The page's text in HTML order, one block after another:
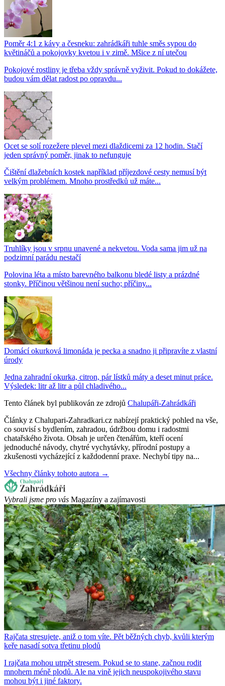
Poměr 4:1 z kávy a česneku: zahrádkáři tuhle směs sypou do
květináčů a pokojovky kvetou i v zimě. Mšice z ní utečou
Pokojové rostliny je třeba vždy správně vyživit. Pokud to dokážete,
budou vám dělat radost po opravdu...
Ocet se solí rozežere plevel mezi dlaždicemi za 12 hodin. Stačí
jeden správný poměr, jinak to nefunguje
Čištění dlažebních kostek například příjezdové cesty nemusí být
velkým problémem. Mnoho prostředků už máte...
Truhlíky jsou v srpnu unavené a nekvetou. Voda sama jim už na
podzimní parádu nestačí
Polovina léta a místo barevného balkonu bledé listy a prázdné
stonky. Příčinou většinou není sucho; příčiny...
Domácí okurková limonáda je pecka a snadno ji připravíte z vlastní
úrody
Jedna zahradní okurka, citron, pár lístků máty a deset minut práce.
Výsledek: litr až litr a půl chladivého...
Tento článek byl publikován ze zdrojů Chalupáři-Zahrádkáři
Články z Chalupari-Zahradkari.cz nabízejí praktický pohled na vše,
co souvisí s bydlením, zahradou, údržbou domu i radostmi
chatařského života. Obsah je určen čtenářům, kteří ocení
jednoduché návody, chytré vychytávky, přírodní postupy a
zkušenosti vycházející z každodenní praxe. Nechybí tipy na...
Všechny články tohoto autora →
Vybrali jsme pro vás Magazíny a zajímavosti
Rajčata stresujete, aniž o tom víte. Pět běžných chyb, kvůli kterým
keře nasadí sotva třetinu plodů
I rajčata mohou utrpět stresem. Pokud se to stane, začnou rodit
mnohem méně plodů. Ale na vině jejich neuspokojivého stavu
mohou být i jiné faktory.